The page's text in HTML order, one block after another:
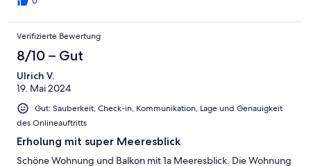
Verifizierte Bewertung
8/10 – Gut
Ulrich V.
19. Mai 2024
Gut: Sauberkeit, Check-in, Kommunikation, Lage und Genauigkeit
des Onlineauftritts
Erholung mit super Meeresblick
Schöne Wohnung und Balkon mit 1a Meeresblick. Die Wohnung